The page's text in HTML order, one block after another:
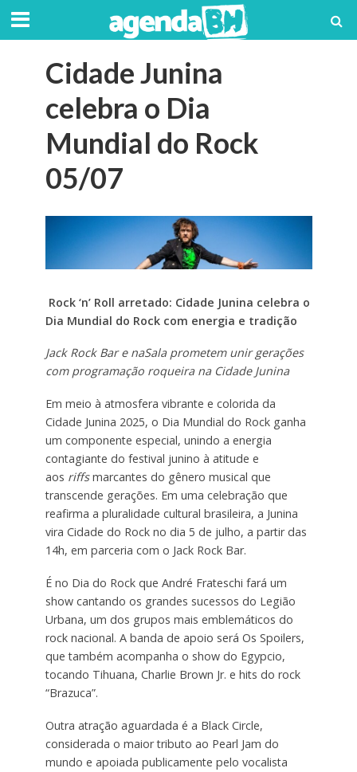
Cidade Junina
celebra o Dia
Mundial do Rock
05/07
Rock ‘n’ Roll arretado: Cidade Junina celebra o
Dia Mundial do Rock com energia e tradição
Jack Rock Bar e naSala prometem unir gerações
com programação roqueira na Cidade Junina
Em meio à atmosfera vibrante e colorida da
Cidade Junina 2025, o Dia Mundial do Rock ganha
um componente especial, unindo a energia
contagiante do festival junino à atitude e
aos riffsmarcantes do gênero musical que
transcende gerações. Em uma celebração que
reafirma a pluralidade cultural brasileira, a Junina
vira Cidade do Rock no dia 5 de julho, a partir das
14h, em parceria com o Jack Rock Bar.
É no Dia do Rock que André Frateschi fará um
show cantando os grandes sucessos do Legião
Urbana, um dos grupos mais emblemáticos do
rock nacional. A banda de apoio será Os Spoilers,
que também acompanha o show do Egypcio,
tocando Tihuana, Charlie Brown Jr. e hits do rock
“Brazuca”.
Outra atração aguardada é a Black Circle,
considerada o maior tributo ao Pearl Jam do
mundo e apoiada publicamente pelo vocalista